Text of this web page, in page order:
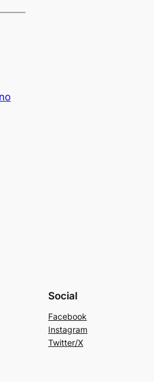
Social
Facebook
Instagram
Twitter/X